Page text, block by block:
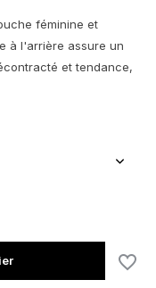
féminine et
à l'arrière assure un
et tendance,